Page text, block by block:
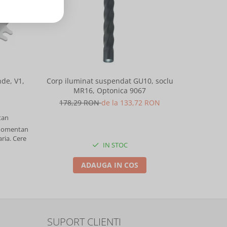
V1,
Cere
Corp iluminat suspendat GU10, soclu
MR16, Optonica 9067
178,29 RONde la 133,72 RON
IN STOC
ADAUGA IN COS
SUPORT CLIENTI